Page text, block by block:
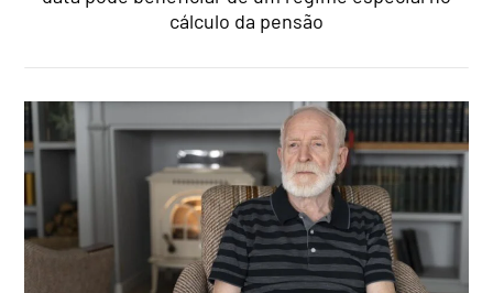
cálculo da pensão